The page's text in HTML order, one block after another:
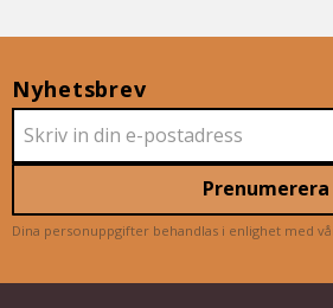
Nyhetsbrev
Prenumerera
Dina personuppgifter behandlas i enlighet med